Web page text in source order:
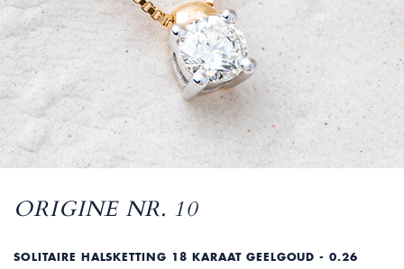
ORIGINE NR. 10
SOLITAIRE HALSKETTING 18 KARAAT GEELGOUD - 0.26